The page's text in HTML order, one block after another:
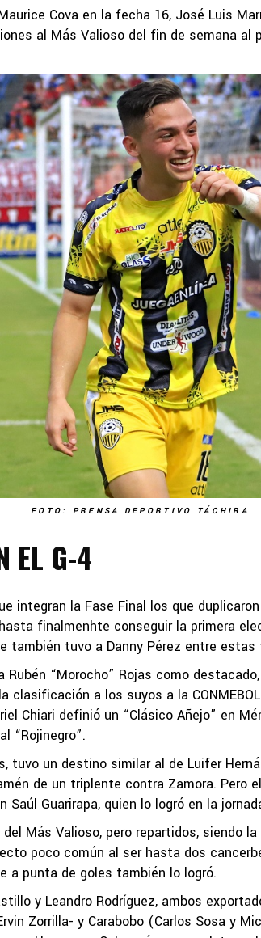
Cova en la fecha 16, José Luis
al Más Valioso del fin de semana al
FOTO: PRENSA DEPORTIVO TÁCHIRA
EL G-4
integran la Fase Final los que
finalmenhte conseguir la primera
también tuvo a Danny Pérez entre
Rubén “Morocho” Rojas como
clasificación a los suyos a la
Chiari definió un “Clásico Añejo” en
“Rojinegro”.
tuvo un destino similar al de Luifer
de un triplente contra Zamora. Pero
Guarirapa, quien lo logró en la
Más Valioso, pero repartidos, siendo
poco común al ser hasta dos
a punta de goles también lo logró.
y Leandro Rodríguez, ambos
Zorrilla- y Carabobo (Carlos Sosa y